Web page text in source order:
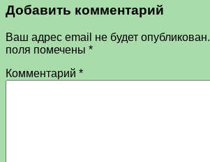
Добавить комментарий
Ваш адрес email не будет опубликован.
поля помечены *
Комментарий *